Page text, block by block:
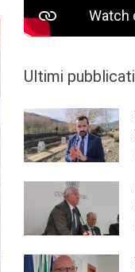
Ultimi pubblicati